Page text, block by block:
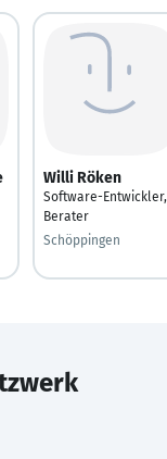
Willi Röken
Software-Entwickler,
Berater
Schöppingen